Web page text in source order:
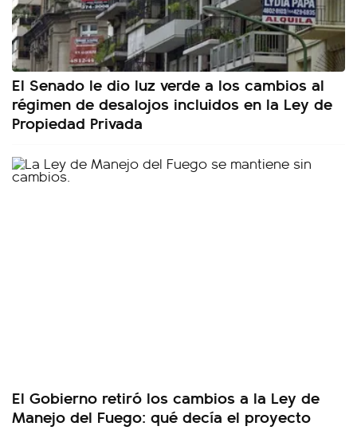
El Senado le dio luz verde a los cambios al
régimen de desalojos incluidos en la Ley de
Propiedad Privada
El Gobierno retiró los cambios a la Ley de
Manejo del Fuego: qué decía el proyecto